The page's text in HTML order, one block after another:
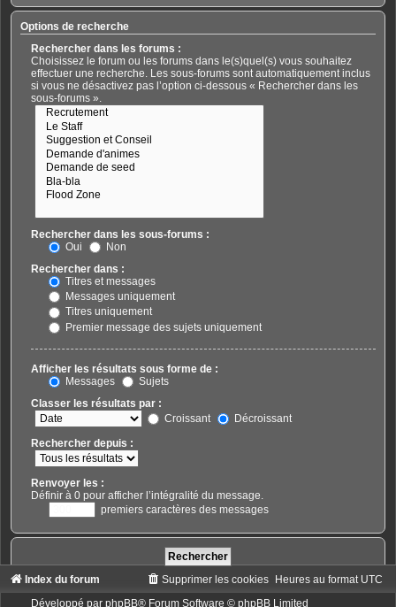
Options de recherche
Rechercher dans les forums :
Choisissez le forum ou les forums dans le(s)quel(s) vous souhaitez
effectuer une recherche. Les sous-forums sont automatiquement inclus
si vous ne désactivez pas l’option ci-dessous « Rechercher dans les
sous-forums ».
Rechercher dans les sous-forums :
Oui
Non
Rechercher dans :
Titres et messages
Messages uniquement
Titres uniquement
Premier message des sujets uniquement
Afficher les résultats sous forme de :
Messages
Sujets
Classer les résultats par :
Croissant
Décroissant
Rechercher depuis :
Renvoyer les :
Définir à 0 pour afficher l’intégralité du message.
premiers caractères des messages
Index du forum Heures au format UTC
Supprimer les cookies
Développé parphpBB® Forum Software © phpBB Limited